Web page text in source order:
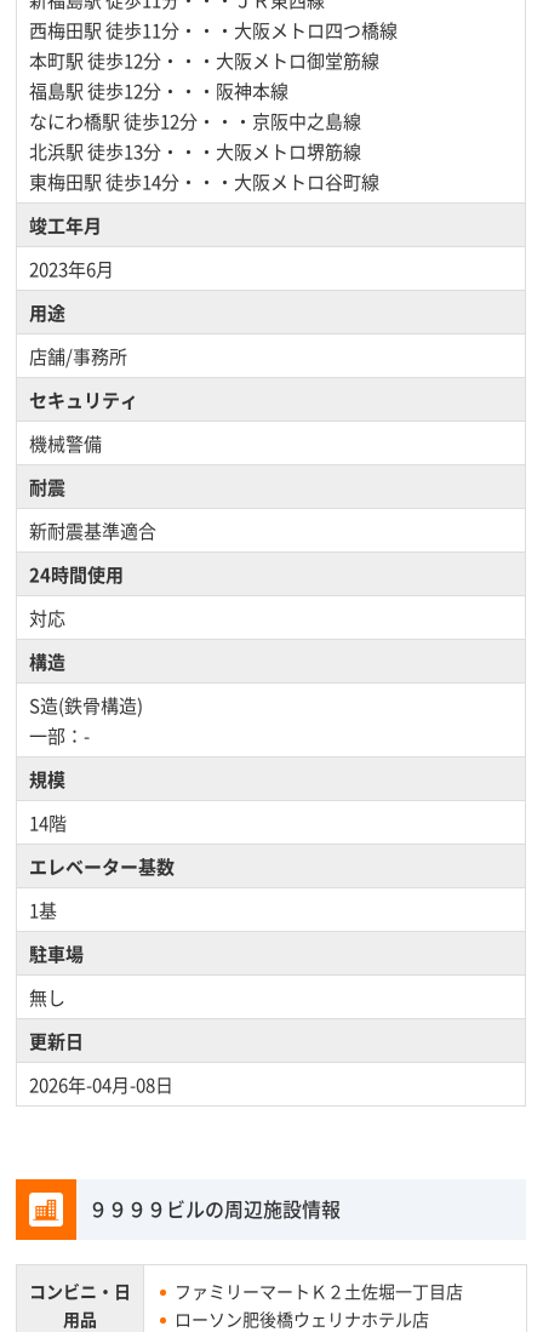
西梅田駅徒歩11分・・・大阪メトロ四つ橋線
本町駅徒歩12分・・・大阪メトロ御堂筋線
福島駅徒歩12分・・・阪神本線
なにわ橋駅徒歩12分・・・京阪中之島線
北浜駅徒歩13分・・・大阪メトロ堺筋線
東梅田駅徒歩14分・・・大阪メトロ谷町線
竣工年月
2023年6月
用途
店舗/事務所
セキュリティ
機械警備
耐震
新耐震基準適合
24時間使用
対応
構造
S造(鉄骨構造)
一部：-
規模
14階
エレベーター基数
1基
駐車場
無し
更新日
2026年-04月-08日
９９９９ビルの周辺施設情報
コンビニ・ 日
用品
ファミリーマートＫ２土佐堀一丁目店
ローソン肥後橋ウェリナホテル店